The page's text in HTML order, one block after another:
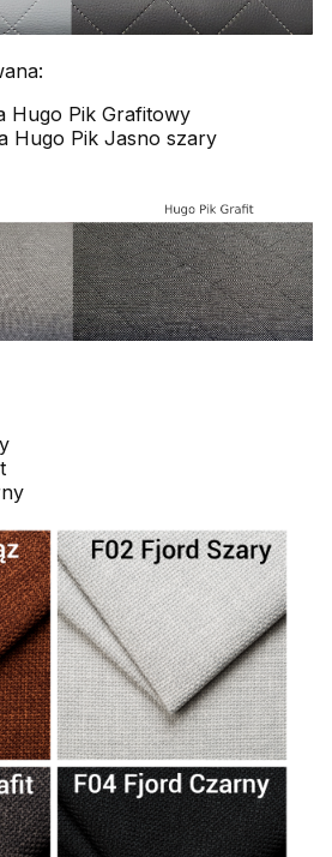
Hugo Pik Grafitowy
Hugo Pik Jasno szary